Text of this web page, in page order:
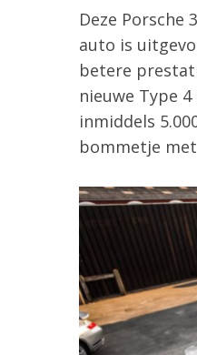
Deze Porsche
auto is
betere
nieuwe Type
inmiddels
bommetje
c
h
f
o
r
: